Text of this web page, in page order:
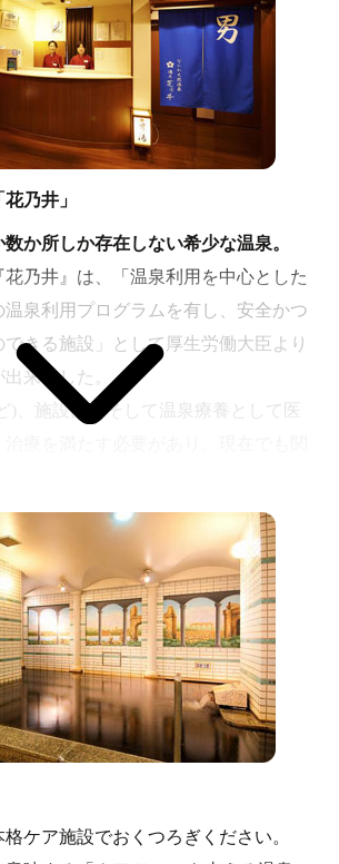
乃井」
か所しか存在しない希少な温泉。
乃井』は、「温泉利用を中心とした
泉利用プログラムを有し、安全かつ
きる施設」として厚生労働大臣より
出来ました。
)、施設面、そして温泉療養として医
クア施設でお客様に最高のくつろぎ
す。
こちら
格ケア施設でおくつろぎください。